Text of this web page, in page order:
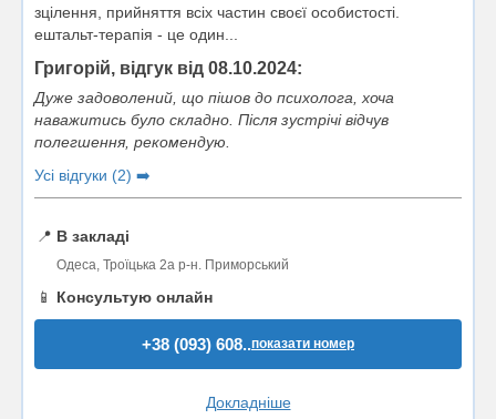
зцілення, прийняття всіх частин своєї особистості.
ештальт-терапія - це один...
Григорій, відгук від 08.10.2024:
Дуже задоволений, що пішов до психолога, хоча
наважитись було складно. Після зустрічі відчув
полегшення, рекомендую.
Усі відгуки (2) ➡️
📍 В закладі
Одеса, Троїцька 2а р-н. Приморський
📱 Консультую онлайн
+38 (093) 608..показати номер
Докладніше